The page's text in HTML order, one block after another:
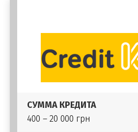
СУММА КРЕДИТА
400 – 20 000 грн